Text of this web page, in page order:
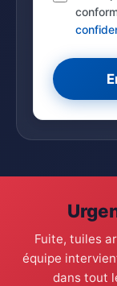
Fuite, tuiles
équipe
dans tout